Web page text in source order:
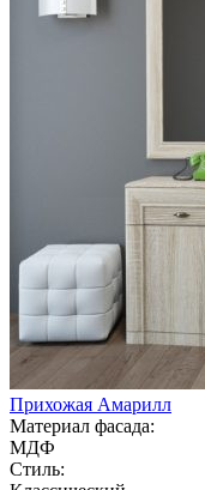
Прихожая Амарилл
Материал фасада:
МДФ
Стиль: